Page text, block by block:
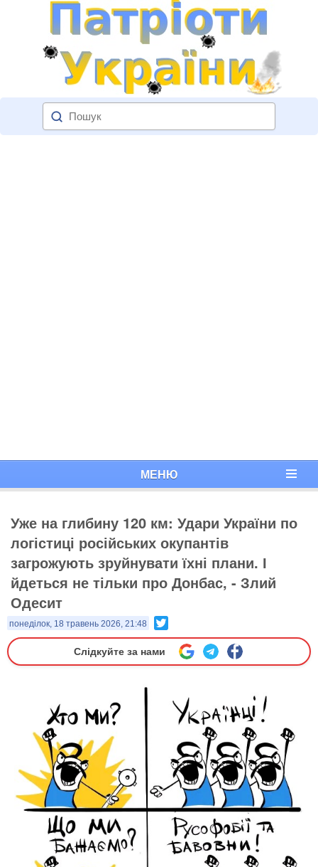
МЕНЮ
Уже на глибину 120 км: Удари України по
логістиці російських окупантів
загрожують зруйнувати їхні плани. І
йдеться не тільки про Донбас, - Злий
Одесит
понеділок, 18 травень 2026, 21:48
Слідкуйте за нами